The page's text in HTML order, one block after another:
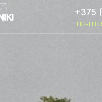
+375
ПН-ПТ:
+375
ПН-ПТ: